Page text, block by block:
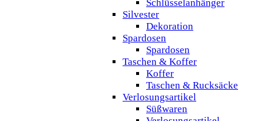
Schlüsselanhänger
Silvester
Dekoration
Spardosen
Spardosen
Taschen & Koffer
Koffer
Taschen & Rucksäcke
Verlosungsartikel
Süßwaren